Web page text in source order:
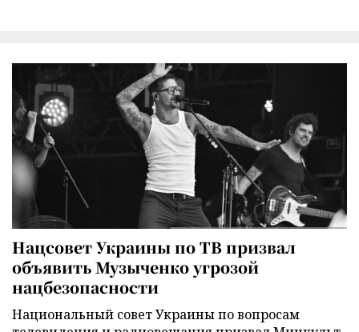
Нацсовет Украины по ТВ призвал
объявить Музыченко угрозой
нацбезопасности
Национальный совет Украины по вопросам